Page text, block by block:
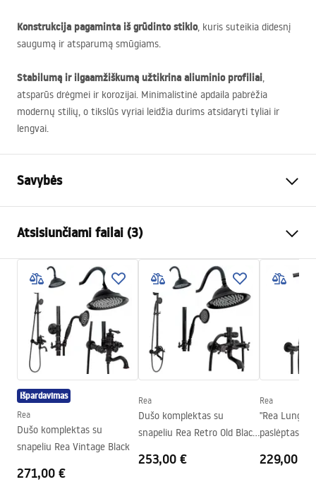
Konstrukcija pagaminta iš grūdinto stiklo, kuris suteikia didesnį
saugumą ir atsparumą smūgiams.
Stabilumą ir ilgaamžiškumą užtikrina aliuminio profiliai,
atsparūs drėgmei ir korozijai. Minimalistinė apdaila pabrėžia
modernų stilių, o tikslūs vyriai leidžia durims atsidaryti tyliai ir
lengvai.
Savybės
Spalva
Kabinos tipas
Kampas
Stiklo spalva
Transparent 4mm
Atidarymo būdas
Pakreipiamas
Seria
Surinkimas
Ant irkluojančio baseino arba
ant grindų
Aukštis (mm)
Kabinos kryptis
Kairė arba dešinė
Garantija
24 mėnesių
Nie
Atsisiunčiami failai (3)
Warunki bezpieczeństwa
WARUNKI BEZPIECZENSTWA KABINY DRZWI
PARAWANY.pdf
Montavimo instrukcija
Kabina Primo Swing.pdf
Techninis brėžinys
PRIMO SWING DOOR WITH SIDE PANEL.pdf
Išpardavimas
Rea
Dušo komplektas su
snapeliu Rea Vintage Black
271,00 €
Rea
Dušo komplektas su
snapeliu Rea Retro Old Black
253,00 €
Rea
"Rea Lungo"
paslėptas
229,00 €